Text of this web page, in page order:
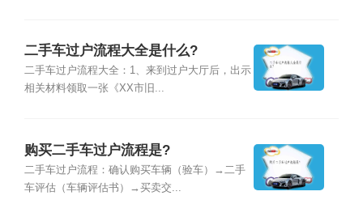
二手车过户流程大全是什么?
二手车过户流程大全：1、来到过户大厅后，出示
相关材料领取一张《XX市旧...
购买二手车过户流程是?
二手车过户流程：确认购买车辆（验车）→二手
车评估（车辆评估书）→买卖交...